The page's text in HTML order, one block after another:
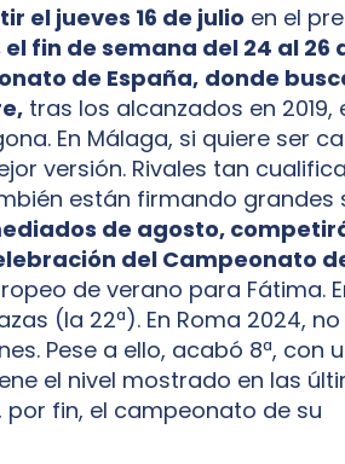
el jueves 16 de julio en el
fin de semana del 24 al 26
de España, donde
tras los alcanzados en 2019,
En Málaga, si quiere ser
versión. Rivales tan
están firmando grandes
de agosto,
del Campeonato
de verano para Fátima.
(la 22ª). En Roma 2024,
Pese a ello, acabó 8ª, con
el nivel mostrado en las
fin, el campeonato de su